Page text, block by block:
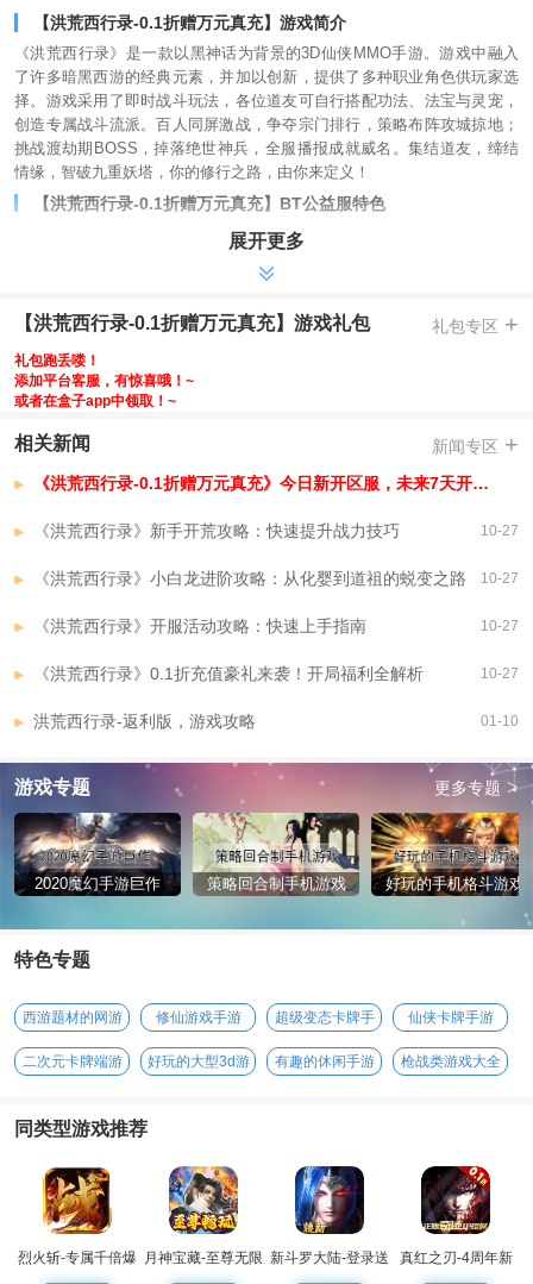
【洪荒西行录-0.1折赠万元真充】游戏简介
《洪荒西行录》是一款以黑神话为背景的3D仙侠MMO手游。游戏中融入
了许多暗黑西游的经典元素，并加以创新，提供了多种职业角色供玩家选
择。游戏采用了即时战斗玩法，各位道友可自行搭配功法、法宝与灵宠，
创造专属战斗流派。百人同屏激战，争夺宗门排行，策略布阵攻城掠地；
挑战渡劫期BOSS，掉落绝世神兵，全服播报成就威名。集结道友，缔结
情缘，智破九重妖塔，你的修行之路，由你来定义！
【洪荒西行录-0.1折赠万元真充】BT公益服特色
-进游可领创角福利大礼包，万元真充，酷炫外观金龙坐骑，还有大量进阶
-全民打BOSS爆充值卡，超高爆率，每天挂机打怪就能白嫖海量充值
-累计在线直升svip15，不花一分钱也能体验专属特权buff，更有每日免费
礼包可领
-升级即领千元代金券，直购礼包随便买；升级速度全新改版，更有直升
-全新打金版本，登录签到福利大幅度提升，轻松活跃也能体验当土豪的感
觉
宠，福利拿到手软
-0元购活动火爆上线，仙魄，灵宠，珍稀坐骑任君挑选，战力蹭蹭涨
展开更多
【洪荒西行录-0.1折赠万元真充】游戏礼包 礼包专区 +
礼包跑丢喽！
添加平台客服，有惊喜哦！~
或者在盒子app中领取！~
相关新闻 新闻专区 +
《洪荒西行录-0.1折赠万元真充》今日新开区服，未来7天开服安排，已开区服
《洪荒西行录》新手开荒攻略：快速提升战力技巧 10-27
《洪荒西行录》小白龙进阶攻略：从化婴到道祖的蜕变之路 10-27
《洪荒西行录》开服活动攻略：快速上手指南 10-27
《洪荒西行录》0.1折充值豪礼来袭！开局福利全解析 10-27
洪荒西行录-返利版，游戏攻略 01-10
游戏专题 更多专题 >
2020魔幻手游巨作 策略回合制手机游戏 好玩的手机格斗游戏
特色专题
西游题材的网游 修仙游戏手游
超级变态卡牌手
仙侠卡牌手游
二次元卡牌端游
好玩的大型3d游
有趣的休闲手游 枪战类游戏大全
同类型游戏推荐
烈火斩-专属千倍爆 月神宝藏-至尊无限
券
新斗罗大陆-登录送
sss魂师
真红之刃-4周年新
版本0.1折